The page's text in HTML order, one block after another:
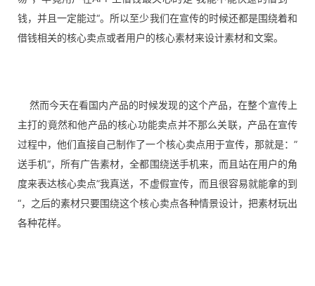
钱，并且一定能过“。 所以至少我们在宣传的时候还都是围绕着和
借钱相关的核心卖点或者用户的核心素材来设计素材和文案。
然而今天在看国内产品的时候发现的这个产品，在整个宣传上
主打的竟然和他产品的核心功能卖点并不那么关联，产品在宣传
过程中，他们直接自己制作了一个核心卖点用于宣传，那就是：”
送手机“，所有广告素材，全都围绕送手机来，而且站在用户的角
度来表达核心卖点”我真送，不虚假宣传，而且很容易就能拿的到
“，之后的素材只要围绕这个核心卖点各种情景设计，把素材玩出
各种花样。